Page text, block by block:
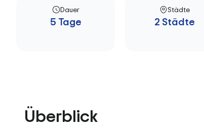
Dauer
5 Tage
Städte
2 Städte
Überblick